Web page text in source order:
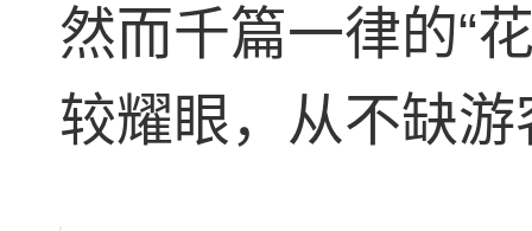
然而千篇一律的“
较耀眼，从不缺游